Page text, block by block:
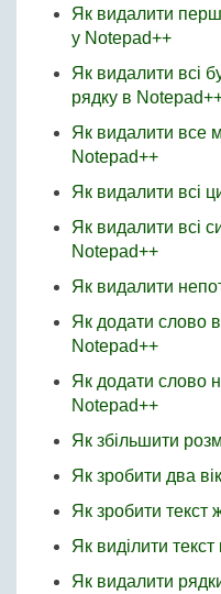
Як видалити
у Notepad++
Як видалити всі
рядку в
Як видалити все
Notepad++
Як видалити всі
Як видалити всі
Notepad++
Як видалити
Як додати слово в
Notepad++
Як додати слово
Notepad++
Як збільшити
Як зробити два
Як зробити
Як виділити
Як видалити